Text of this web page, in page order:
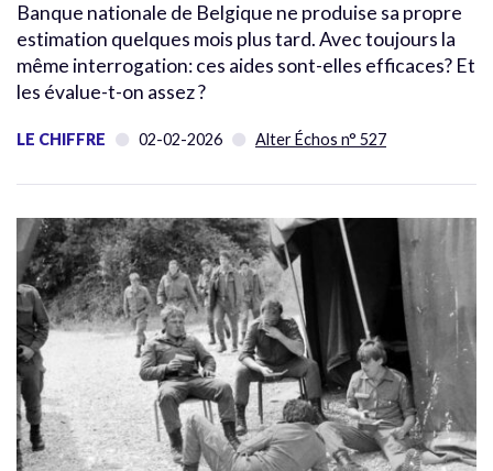
Banque nationale de Belgique ne produise sa propre
estimation quelques mois plus tard. Avec toujours la
même interrogation: ces aides sont-elles efficaces? Et
les évalue-t-on assez ?
LE CHIFFRE 02-02-2026 Alter Échos n° 527